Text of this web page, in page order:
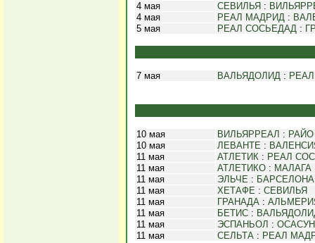
4 мая
СЕВИЛЬЯ :
4 мая
РЕАЛ МАДРИД :
5 мая
РЕАЛ СОСЬЕДАД :
7 мая ВАЛЬЯДОЛИД :
10 мая ВИЛЬЯРРЕАЛ :
10 мая
ЛЕВАНТЕ :
11 мая
АТЛЕТИК : РЕАЛ
11 мая
АТЛЕТИКО : МАЛАГА
11 мая
ЭЛЬЧЕ : БАРСЕЛОНА
11 мая
ХЕТАФЕ : СЕВИЛЬЯ
11 мая
ГРАНАДА :
11 мая
БЕТИС :
11 мая
ЭСПАНЬОЛ :
11 мая
СЕЛЬТА : РЕАЛ